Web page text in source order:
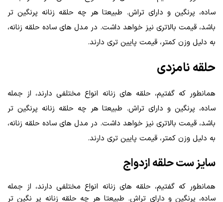
ساده، پرنگین و دارای تراش. طبیعتا هر چه حلقه زنانه پرنگین‌ تر
باشد، قیمت بالاتری نیز خواهد داشت. در مدل‌ های ساده حلقه زنانه،
به دلیل وزن کمتر، قیمت پایین‌ تری دارند.
حلقه نامزدی
همانطور که گفتیم، حلقه‌ های زنانه انواع مختلفی دارند، از جمله
ساده، پرنگین و دارای تراش. طبیعتا هر چه حلقه زنانه پرنگین‌ تر
باشد، قیمت بالاتری نیز خواهد داشت. در مدل‌ های ساده حلقه زنانه،
به دلیل وزن کمتر، قیمت پایین‌ تری دارند.
سایز ست حلقه ازدواج
همانطور که گفتیم، حلقه‌ های زنانه انواع مختلفی دارند، از جمله
ساده، پرنگین و دارای تراش. طبیعتا هر چه حلقه زنانه پر نگین‌ تر